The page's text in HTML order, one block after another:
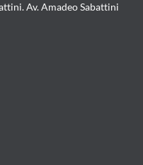
Av. Amadeo Sabattini